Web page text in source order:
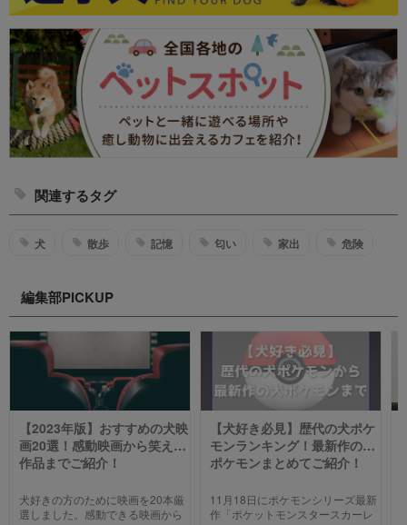
関連するタグ
犬 散歩 記憶 匂い 家出 危険
編集部PICKUP
【2023年版】おすすめの犬映
画20選！感動映画から笑える
作品までご紹介！
犬好きの方のために映画を20本厳
選しました。感動できる映画から
【犬好き必見】歴代の犬ポケ
モンランキング！最新作の犬
ポケモンまとめてご紹介！
11月18日にポケモンシリーズ最新
作「ポケットモンスタースカーレ